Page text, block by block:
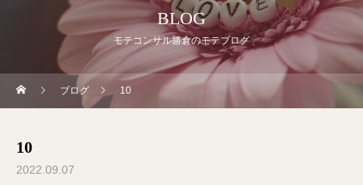
BLOG
モテコンサル勝倉のモテブログ
ブログ 10
10
2022.09.07